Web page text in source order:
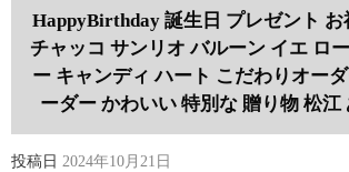
HappyBirthday 誕生日 プレゼント お
チャッコ サンリオ バルーン イエ ロ
ー キャンディ ハート こだわりオー
ーダー かわいい 特別な 贈り物 松江
投稿日 2024年10月21日